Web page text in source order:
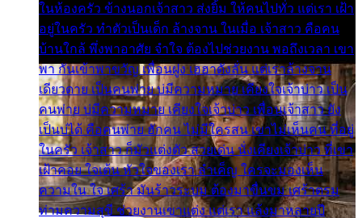
ในห้องครัว ข้างนอกเจ้าสาว ส่งยิ้ม ให้คนไปทั่ว แต่เรา เฝ้า
อยู่ในครัว ทำตัวเป็นเด็ก ล้างจาน ในเมื่อ เจ้าสาว คือคน
บ้านใกล้ พึ่งพาอาศัย จำใจ ต้องไปช่วยงาน พอถึงเวลา เขา
พา กันเข้าพาขวัญ เพื่อนฝูง เฮฮาดังลั่น แต่เราล้างจาน
เดียวดาย เป็นคนพ่าย บ่มีความหมาย เคียงใจเจ้าบ่าว เป็น
คนพ่าย บ่มีความหมาย เคียงใจเจ้าบ่าว เพื่อนเจ้าสาว ยัง
เป็นบ่ได้ คือคนพ่าย ฮักคน ไม่มีใครสน เขาไม่เห็นคน ที่อยู่
ในครัว เจ้าสาว ก็มัวแต่งตัว สวยเด่น นั่งเคียงเจ้าบ่าว ที่เขา
เฝ้าคอย ใจเต้น หัวใจของเรา ลำเค็ญ ใครจะมองเห็น
ความใน ใจ เศร้า มันร้าวระบม ต้องมาขื่นขม เศร้าตรม
ท่ามความสุขี ช่วยงานเขาแต่ง แต่เรา แล้งมาหลายปี